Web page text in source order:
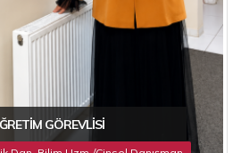
GÖREVLISI